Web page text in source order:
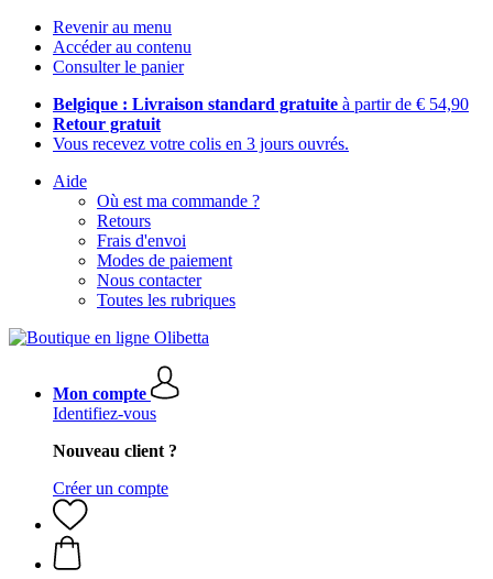
Revenir au menu
Accéder au contenu
Consulter le panier
Belgique : Livraison standard gratuite à partir de € 54,90
Retour gratuit
Vous recevez votre colis en 3 jours ouvrés.
Aide
Où est ma commande ?
Retours
Frais d'envoi
Modes de paiement
Nous contacter
Toutes les rubriques
Mon compte
Identifiez-vous
Nouveau client ?
Créer un compte